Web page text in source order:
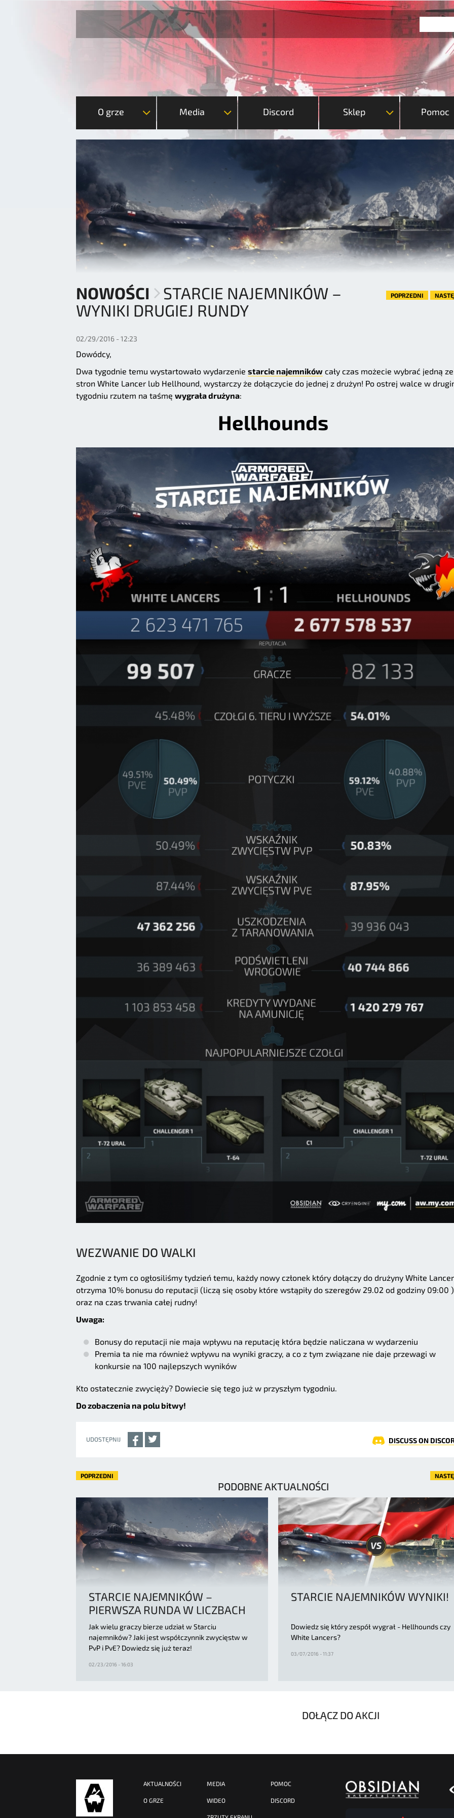
O grze Media Discord Sklep Pomoc
NOWOŚCI
STARCIE NAJEMNIKÓW –
WYNIKI DRUGIEJ RUNDY
POPRZEDNI
02/29/2016 - 12:23
Dowódcy,
Dwa tygodnie temu wystartowało wydarzenie starcie najemników cały czas możecie wybrać jedną ze
stron White Lancer lub Hellhound, wystarczy że dołączycie do jednej z drużyn! Po ostrej walce w
tygodniu rzutem na taśmę wygrała drużyna:
Hellhounds
WEZWANIE DO WALKI
Zgodnie z tym co ogłosiliśmy tydzień temu, każdy nowy członek który dołączy do drużyny White
otrzyma 10% bonusu do reputacji (liczą się osoby które wstąpiły do szeregów 29.02 od godziny 09:00 )
oraz na czas trwania całej rudny!
Uwaga:
Bonusy do reputacji nie maja wpływu na reputację która będzie naliczana w wydarzeniu
Premia ta nie ma również wpływu na wyniki graczy, a co z tym związane nie daje przewagi w
konkursie na 100 najlepszych wyników
Kto ostatecznie zwycięży? Dowiecie się tego już w przyszłym tygodniu.
Do zobaczenia na polu bitwy!
UDOSTĘPNIJ DISCUSS ON
POPRZEDNI
PODOBNE AKTUALNOŚCI
STARCIE NAJEMNIKÓW –
PIERWSZA RUNDA W LICZBACH
Jak wielu graczy bierze udział w Starciu
najemników? Jaki jest współczynnik zwycięstw w
PvP i PvE? Dowiedz się już teraz!
02/23/2016 - 16:03
STARCIE NAJEMNIKÓW WYNIKI!
Dowiedz się który zespół wygrał - Hellhounds czy
White Lancers?
03/07/2016 - 11:37
DOŁĄCZ DO AKCJI
AKTUALNOŚCI
O GRZE
MEDIA
WIDEO
POMOC
DISCORD